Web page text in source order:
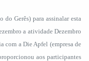
Gerês) para assinalar esta
a atividade Dezembro
com a Die Apfel (empresa de
aos participantes